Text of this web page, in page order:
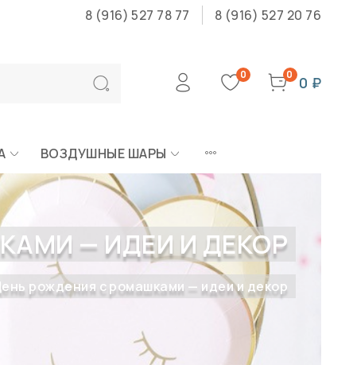
8 (916) 527 78 77 8 (916) 527 20 76
0 0 0 ₽
ВОЗДУШНЫЕ ШАРЫ
— ИДЕИ И ДЕКОР
рождения с ромашками — идеи и декор